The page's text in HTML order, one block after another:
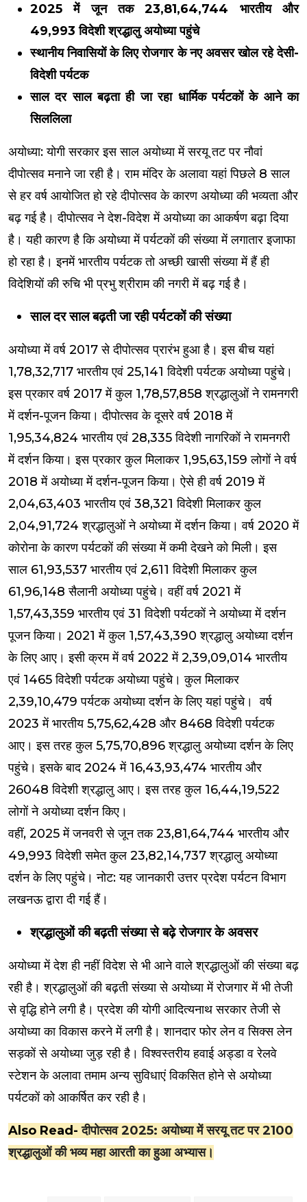
2025 में जून तक 23,81,64,744 भारतीय और
49,993 विदेशी श्रद्धालु अयोध्या पहुंचे
स्थानीय निवासियों के लिए रोजगार के नए अवसर खोल रहे देसी-
विदेशी पर्यटक
साल दर साल बढ़ता ही जा रहा धार्मिक पर्यटकों के आने का
सिललिला
अयोध्या: योगी सरकार इस साल अयोध्या में सरयू तट पर नौवां
दीपोत्सव मनाने जा रही है। राम मंदिर के अलावा यहां पिछले 8 साल
से हर वर्ष आयोजित हो रहे दीपोत्सव के कारण अयोध्या की भव्यता और
बढ़ गई है। दीपोत्सव ने देश-विदेश में अयोध्या का आकर्षण बढ़ा दिया
है। यही कारण है कि अयोध्या में पर्यटकों की संख्या में लगातार इजाफा
हो रहा है। इनमें भारतीय पर्यटक तो अच्छी खासी संख्या में हैं ही
विदेशियों की रुचि भी प्रभु श्रीराम की नगरी में बढ़ गई है।
साल दर साल बढ़ती जा रही पर्यटकों की संख्या
अयोध्या में वर्ष 2017 से दीपोत्सव प्रारंभ हुआ है। इस बीच यहां
1,78,32,717 भारतीय एवं 25,141 विदेशी पर्यटक अयोध्या पहुंचे।
इस प्रकार वर्ष 2017 में कुल 1,78,57,858 श्रद्धालुओं ने रामनगरी
में दर्शन-पूजन किया। दीपोत्सव के दूसरे वर्ष 2018 में
1,95,34,824 भारतीय एवं 28,335 विदेशी नागरिकों ने रामनगरी
में दर्शन किया। इस प्रकार कुल मिलाकर 1,95,63,159 लोगों ने वर्ष
2018 में अयोध्या में दर्शन-पूजन किया। ऐसे ही वर्ष 2019 में
2,04,63,403 भारतीय एवं 38,321 विदेशी मिलाकर कुल
2,04,91,724 श्रद्धालुओं ने अयोध्या में दर्शन किया। वर्ष 2020 में
कोरोना के कारण पर्यटकों की संख्या में कमी देखने को मिली। इस
साल 61,93,537 भारतीय एवं 2,611 विदेशी मिलाकर कुल
61,96,148 सैलानी अयोध्या पहुंचे। वहीं वर्ष 2021 में
1,57,43,359 भारतीय एवं 31 विदेशी पर्यटकों ने अयोध्या में दर्शन
पूजन किया। 2021 में कुल 1,57,43,390 श्रद्धालु अयोध्या दर्शन
के लिए आए। इसी क्रम में वर्ष 2022 में 2,39,09,014 भारतीय
एवं 1465 विदेशी पर्यटक अयोध्या पहुंचे। कुल मिलाकर
2,39,10,479 पर्यटक अयोध्या दर्शन के लिए यहां पहुंचे। वर्ष
2023 में भारतीय 5,75,62,428 और 8468 विदेशी पर्यटक
आए। इस तरह कुल 5,75,70,896 श्रद्धालु अयोध्या दर्शन के लिए
पहुंचे। इसके बाद 2024 में 16,43,93,474 भारतीय और
26048 विदेशी श्रद्धालु आए। इस तरह कुल 16,44,19,522
लोगों ने अयोध्या दर्शन किए।
वहीं, 2025 में जनवरी से जून तक 23,81,64,744 भारतीय और
49,993 विदेशी समेत कुल 23,82,14,737 श्रद्धालु अयोध्या
दर्शन के लिए पहुंचे। नोट: यह जानकारी उत्तर प्रदेश पर्यटन विभाग
लखनऊ द्वारा दी गई हैं।
श्रद्धालुओं की बढ़ती संख्या से बढ़े रोजगार के अवसर
अयोध्या में देश ही नहीं विदेश से भी आने वाले श्रद्धालुओं की संख्या बढ़
रही है। श्रद्धालुओं की बढ़ती संख्या से अयोध्या में रोजगार में भी तेजी
से वृद्धि होने लगी है। प्रदेश की योगी आदित्यनाथ सरकार तेजी से
अयोध्या का विकास करने में लगी है। शानदार फोर लेन व सिक्स लेन
सड़कों से अयोध्या जुड़ रही है। विश्वस्तरीय हवाई अड्डा व रेलवे
स्टेशन के अलावा तमाम अन्य सुविधाएं विकसित होने से अयोध्या
पर्यटकों को आकर्षित कर रही है।
Also Read-दीपोत्सव 2025: अयोध्या में सरयू तट पर 2100
श्रद्धालुओं की भव्य महा आरती का हुआ अभ्यास।